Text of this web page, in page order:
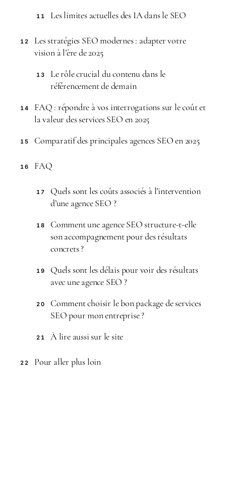
11 Les limites actuelles des IA dans le SEO
12
Les stratégies SEO modernes : adapter votre
vision à l’ère de 2025
13
Le rôle crucial du contenu dans le
référencement de demain
14
FAQ : répondre à vos interrogations sur le coût et
la valeur des services SEO en 2025
15 Comparatif des principales agences SEO en 2025
16 FAQ
17
Quels sont les coûts associés à l’intervention
d’une agence SEO ?
18
Comment une agence SEO structure-t-elle
son accompagnement pour des résultats
concrets ?
19
Quels sont les délais pour voir des résultats
avec une agence SEO ?
20
Comment choisir le bon package de services
SEO pour mon entreprise ?
21 À lire aussi sur le site
22 Pour aller plus loin